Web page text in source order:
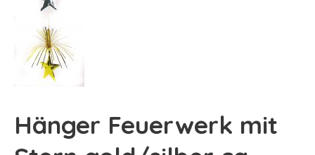
Hänger Feuerwerk mit